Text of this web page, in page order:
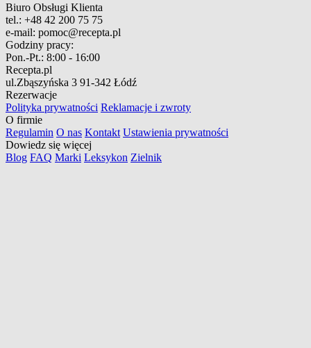
Biuro Obsługi Klienta
tel.: +48 42 200 75 75
e-mail: pomoc@recepta.pl
Godziny pracy:
Pon.-Pt.: 8:00 - 16:00
Recepta.pl
ul.Zbąszyńska 3 91-342 Łódź
Rezerwacje
Polityka prywatności Reklamacje i zwroty
O firmie
Regulamin O nas Kontakt Ustawienia prywatności
Dowiedz się więcej
Blog FAQ Marki Leksykon Zielnik